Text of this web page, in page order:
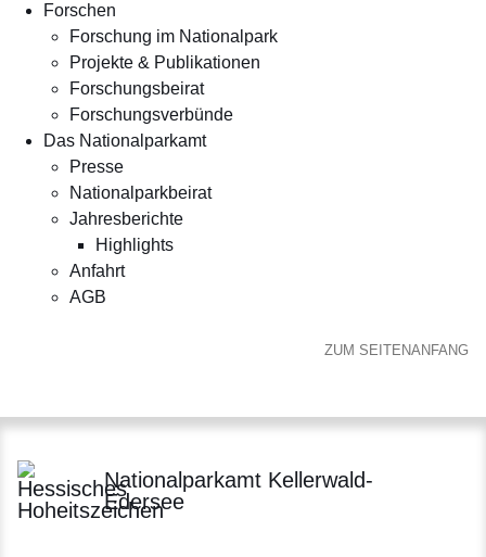
Forschen
Forschung im Nationalpark
Projekte & Publikationen
Forschungsbeirat
Forschungsverbünde
Das Nationalparkamt
Presse
Nationalparkbeirat
Jahresberichte
Highlights
Anfahrt
AGB
ZUM SEITENANFANG
Nationalparkamt Kellerwald-
Edersee